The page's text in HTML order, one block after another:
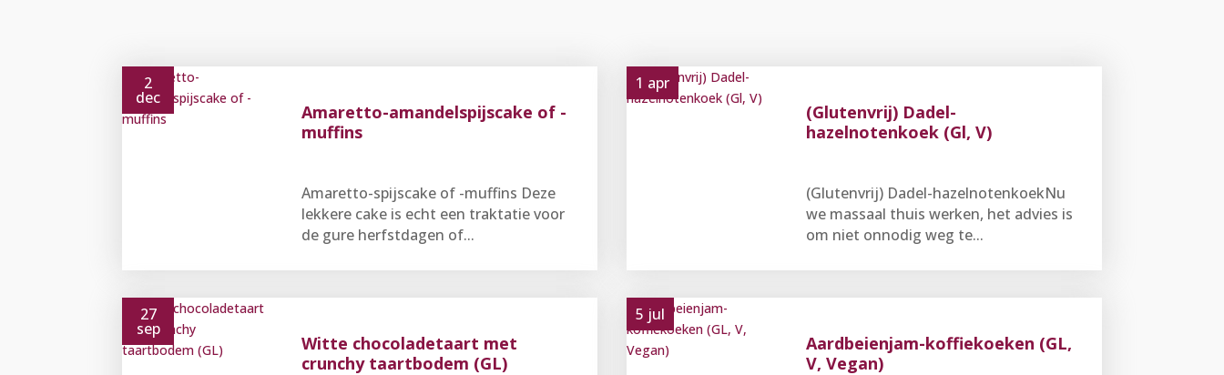
Amaretto-amandelspijscake of -
muffins
2
dec
Amaretto-spijscake of -muffins Deze
lekkere cake is echt een traktatie voor
de gure herfstdagen of...
(Glutenvrij) Dadel-
hazelnotenkoek (Gl, V)
1 apr
(Glutenvrij) Dadel-hazelnotenkoekNu
we massaal thuis werken, het advies is
om niet onnodig weg te...
Witte chocoladetaart met
crunchy taartbodem (GL)
27
sep
Aardbeienjam-koffiekoeken (GL,
V, Vegan)
5 jul